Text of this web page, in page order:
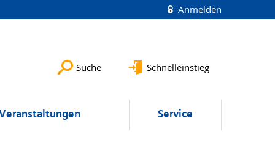
Anmelden
Suche Schnelleinstieg
Service